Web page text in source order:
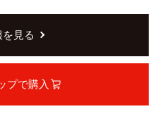
見る
プで購入